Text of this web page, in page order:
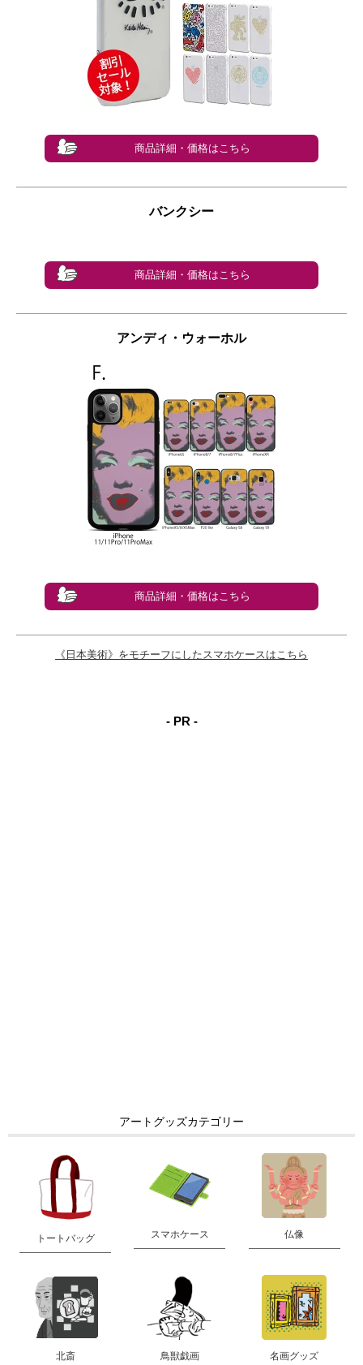
商品詳細・価格はこちら
バンクシー
商品詳細・価格はこちら
アンディ・ウォーホル
商品詳細・価格はこちら
《日本美術》をモチーフにしたスマホケースはこちら
- PR -
アートグッズカテゴリー
トートバッグ スマホケース 仏像
北斎 鳥獣戯画 名画グッズ